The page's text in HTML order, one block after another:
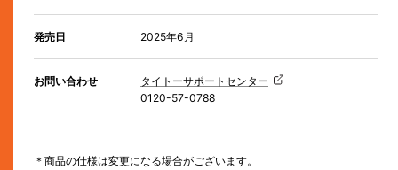
発売日 2025年6月
お問い合わせ
タイトーサポートセンター
0120-57-0788
＊商品の仕様は変更になる場合がございます。